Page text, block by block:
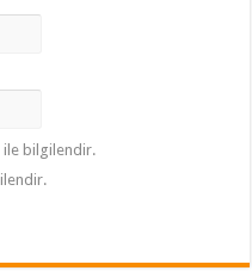
ile bilgilendir.